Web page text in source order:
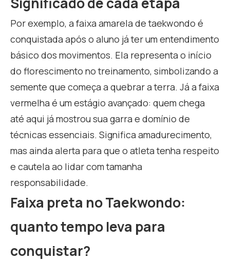
Por exemplo, a faixa amarela de taekwondo é
conquistada após o aluno já ter um entendimento
básico dos movimentos. Ela representa o início
do florescimento no treinamento, simbolizando a
semente que começa a quebrar a terra. Já a faixa
vermelha é um estágio avançado: quem chega
até aqui já mostrou sua garra e domínio de
técnicas essenciais. Significa amadurecimento,
mas ainda alerta para que o atleta tenha respeito
e cautela ao lidar com tamanha
responsabilidade.
Faixa preta no Taekwondo:
quanto tempo leva para
conquistar?